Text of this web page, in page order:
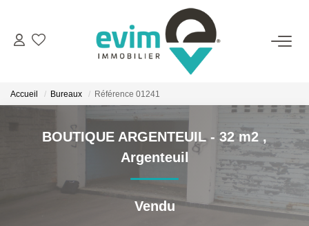
ACHETER
ESTIMER
VENDRE
Accueil Bureaux Référence 01241
BOUTIQUE ARGENTEUIL - 32 m2 ,
Argenteuil
Vendu